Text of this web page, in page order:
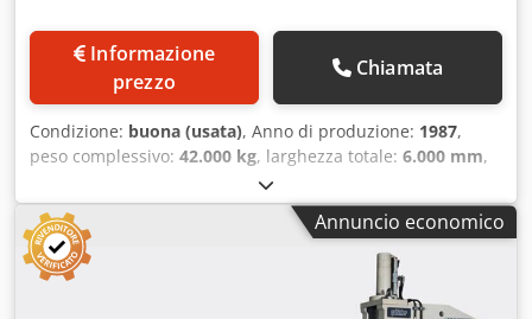
prezzo
Chiamata
Condizione: buona (usata), Anno di produzione: 1987,
peso complessivo: 42.000 kg, larghezza totale: 6.000 mm,
, altezza totale:
spessore lamiera (max.):22 mm, Macchina per bordatura
SCHLEIFSTEIN - KBol 4022 CODICE PRODOTTO 9659
Produttore: SCHLEIFSTEIN Tipo: KBol 4022 Anno di
costruzione: 1987 Intervallo di raggio del bordo,
regolazione manuale: 20–500 Intervallo di raggio del
Annuncio economico